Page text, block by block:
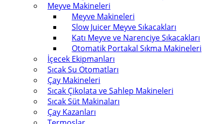
Meyve Makineleri
Meyve Makineleri
Slow Juicer Meyve Sıkacakları
Katı Meyve ve Narenciye Sıkacakları
Otomatik Portakal Sıkma Makineleri
İçecek Ekipmanları
Sıcak Su Otomatları
Çay Makineleri
Sıcak Çikolata ve Sahlep Makineleri
Sıcak Süt Makinaları
Çay Kazanları